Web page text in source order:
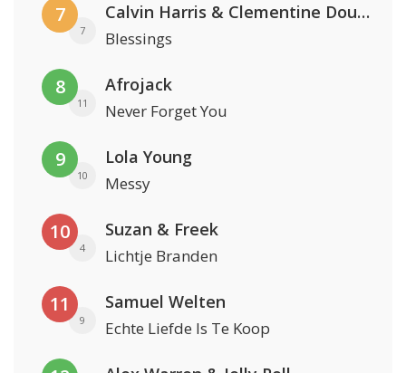
7
7
Calvin Harris & Clementine Douglas
Blessings
8
11
Afrojack
Never Forget You
9
10
Lola Young
Messy
10
4
Suzan & Freek
Lichtje Branden
11
9
Samuel Welten
Echte Liefde Is Te Koop